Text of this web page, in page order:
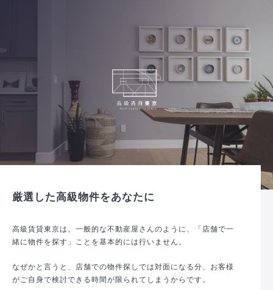
厳選した高級物件をあなたに
高級賃貸東京は、一般的な不動産屋さんのように、「店舗で一
緒に物件を探す」ことを基本的には行いません。
なぜかと言うと、店舗での物件探しでは対面になる分、お客様
がご自身で検討できる時間が限られてしまうからです。